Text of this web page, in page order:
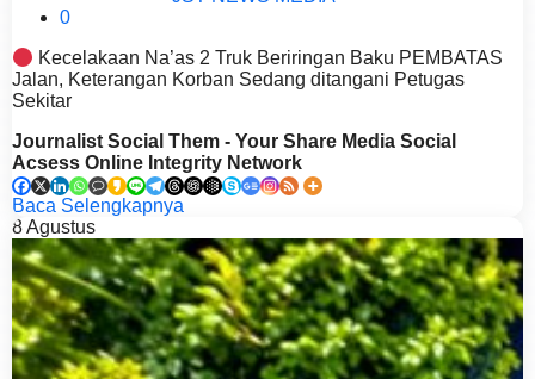
0
Kecelakaan Na’as 2 Truk Beriringan Baku PEMBATAS
Jalan, Keterangan Korban Sedang ditangani Petugas
Sekitar
Journalist Social Them - Your Share Media Social
Acsess Online Integrity Network
Baca Selengkapnya
8Agustus